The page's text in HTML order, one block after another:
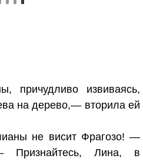
извиваясь,
на дерево,— вторила ей
не висит Фрагозо! —
Признайтесь, Лина, в